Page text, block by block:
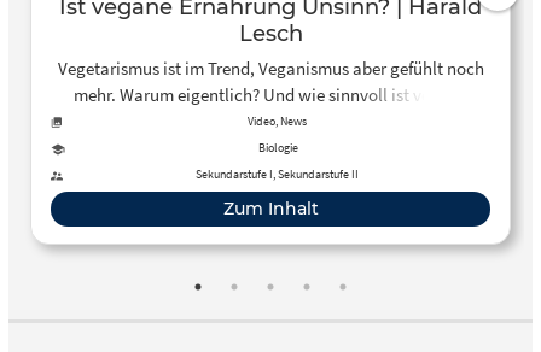
Ist vegane Ernährung Unsinn? | Harald
Lesch
Vegetarismus ist im Trend, Veganismus aber gefühlt noch
mehr. Warum eigentlich? Und wie sinnvoll ist vegane
Ernährung? Harald Lesch klärt auf.
Video, News
Biologie
Sekundarstufe I, Sekundarstufe II
Zum Inhalt